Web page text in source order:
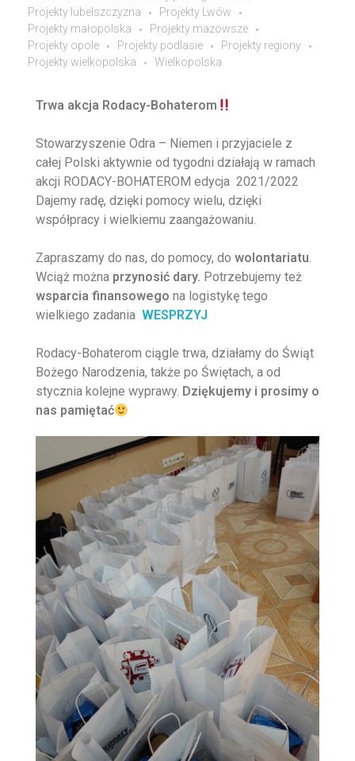
Projekty lubelszczyzna
Projekty Lwów
Projekty małopolska
Projekty mazowsze
Projekty opole
Projekty podlasie
Projekty regiony
Projekty wielkopolska
Wielkopolska
Trwa akcja Rodacy-Bohaterom
Stowarzyszenie Odra – Niemen i przyjaciele z
całej Polski aktywnie od tygodni działają w ramach
akcji RODACY-BOHATEROM edycja 2021/2022
Dajemy radę, dzięki pomocy wielu, dzięki
współpracy i wielkiemu zaangażowaniu.
Zapraszamy do nas, do pomocy, do wolontariatu.
Wciąż można przynosić dary. Potrzebujemy też
wsparcia finansowego na logistykę tego
wielkiego zadania WESPRZYJ
Rodacy-Bohaterom ciągle trwa, działamy do Świąt
Bożego Narodzenia, także po Świętach, a od
stycznia kolejne wyprawy. Dziękujemy i prosimy o
nas pamiętać